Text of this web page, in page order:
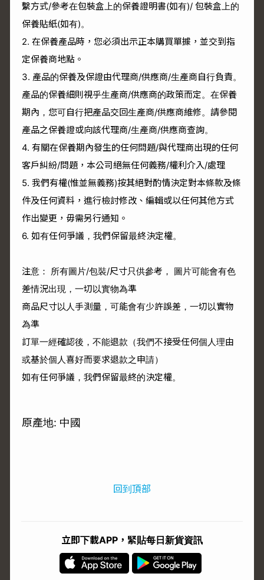
繫方式/參考在包裝盒上的保養證明書(如有)/ 包裝盒上的
保養貼紙(如有)。
2. 在保養產品時，您必須出示正本購買單據，並交到指
定保養商地點。
3. 產品的保養及保證由代理商/供應商/生產商自行負責。
產品的保養細則視乎生產商/供應商的政策而定。在保養
期內，您可自行把產品交回生產商/供應商維修。請參閱
產品之保養證或向該代理商/生產商/供應商查詢。
4. 有關在保養期內發生的任何問題/與代理商出現的任何
客戶糾紛/問題，本公司絕無任何義務/權利介入/處理
5. 我們有權(惟並無義務)按其絕對酌情決定對本條款及條
件及任何資料，進行檢討修改、編輯或以任何其他方式
作出變更，毋需另行通知。
6. 如有任何爭議，我們保留最終決定權。
注意： 所有圖片/包裝/尺寸只供參考， 圖片可能會有色
差情況出現，一切以實物為準
商品尺寸以人手測量，可能會有少許誤差，一切以實物
為準
訂單一經確認後，不能退款（我們不接受任何個人理由
或基於個人喜好而要求退款之申請）
如有任何爭議，我們保留最終的決定權。
原產地: 中國
回到頂部
立即下載APP，緊貼每日新貨資訊